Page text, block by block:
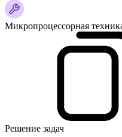
Микропроцессорная
Решение задач